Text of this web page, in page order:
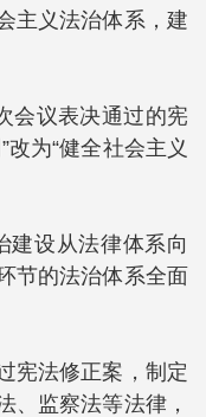
主义法治体系，建
会议表决通过的宪
为“健全社会主义
建设从法律体系向
节的法治体系全面
宪法修正案，制定
、监察法等法律，